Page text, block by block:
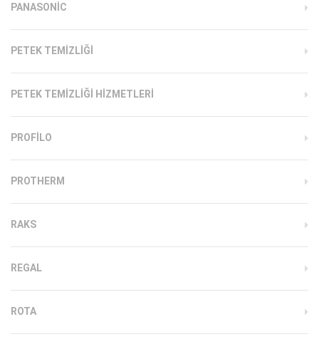
PANASONIC
PETEK TEMIZLIĞI
PETEK TEMIZLIĞI HIZMETLERI
PROFILO
PROTHERM
RAKS
REGAL
ROTA